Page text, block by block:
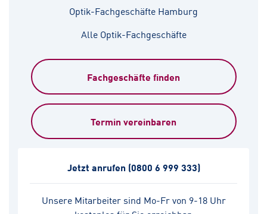
Optik-Fachgeschäfte Hamburg
Alle Optik-Fachgeschäfte
Fachgeschäfte finden
Termin vereinbaren
Unsere Mitarbeiter sind Mo-Fr von 9-18 Uhr
Jetzt anrufen (0800 6 999 333)